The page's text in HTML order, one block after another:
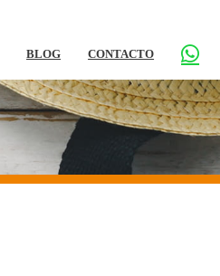
BLOG CONTACTO